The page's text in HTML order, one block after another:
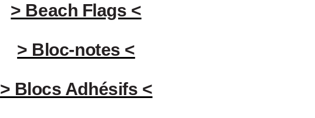
> Beach Flags <
> Bloc-notes <
> Blocs Adhésifs <